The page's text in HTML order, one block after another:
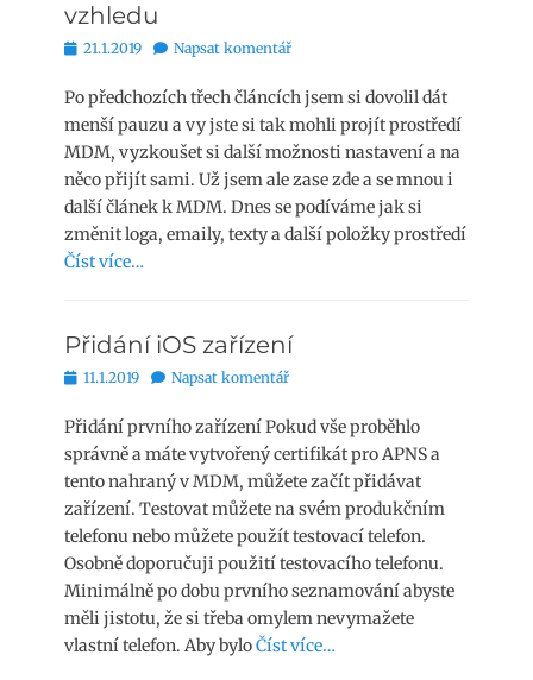
vzhledu
Publikováno
21.1.2019 Napsat komentář
Po předchozích třech článcích jsem si dovolil dát
menší pauzu a vy jste si tak mohli projít prostředí
MDM, vyzkoušet si další možnosti nastavení a na
něco přijít sami. Už jsem ale zase zde a se mnou i
další článek k MDM. Dnes se podíváme jak si
změnit loga, emaily, texty a další položky prostředí
Číst více…
Přidání iOS zařízení
Publikováno
11.1.2019 Napsat komentář
Přidání prvního zařízení Pokud vše proběhlo
správně a máte vytvořený certifikát pro APNS a
tento nahraný v MDM, můžete začít přidávat
zařízení. Testovat můžete na svém produkčním
telefonu nebo můžete použít testovací telefon.
Osobně doporučuji použití testovacího telefonu.
Minimálně po dobu prvního seznamování abyste
měli jistotu, že si třeba omylem nevymažete
vlastní telefon. Aby byloČíst více…